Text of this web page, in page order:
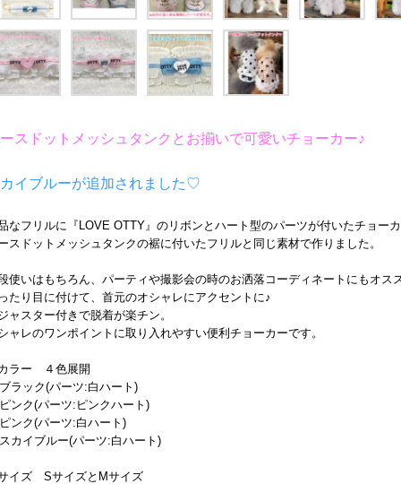
スドットメッシュタンクとお揃いで可愛いチョーカー♪
イブルーが追加されました♡
なフリルに『LOVE OTTY』のリボンとハート型のパーツが付いたチョーカ
スドットメッシュタンクの裾に付いたフリルと同じ素材で作りました。
使いはもちろん、パーティや撮影会の時のお洒落コーディネートにもオス
たり目に付けて、首元のオシャレにアクセントに♪
ャスター付きで脱着が楽チン。
ャレのワンポイントに取り入れやすい便利チョーカーです。
ラー ４色展開
ラック(パーツ:白ハート)
ンク(パーツ:ピンクハート)
ンク(パーツ:白ハート)
カイブルー(パーツ:白ハート)
イズ SサイズとMサイズ